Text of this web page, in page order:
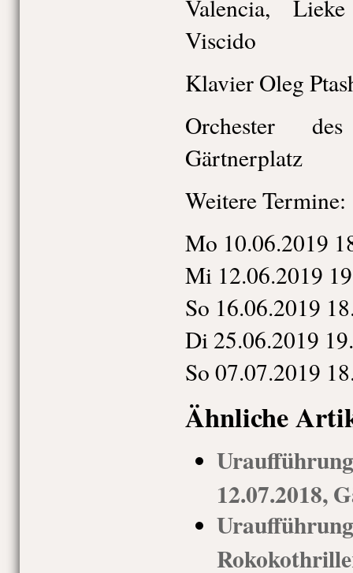
Valencia,
Viscido
Klavier Oleg
Orchester
Gärtnerplatz
Weitere Termine:
Mo 10.06.2019
Mi 12.06.2019
So 16.06.2019
Di 25.06.2019
So 07.07.2019
Ähnliche
12.07.2018,